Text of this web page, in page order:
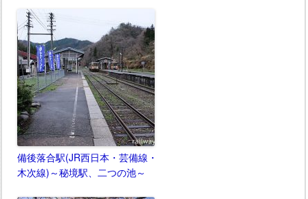
備後落合駅(JR西日本・芸備線・
木次線)～秘境駅、二つの池～